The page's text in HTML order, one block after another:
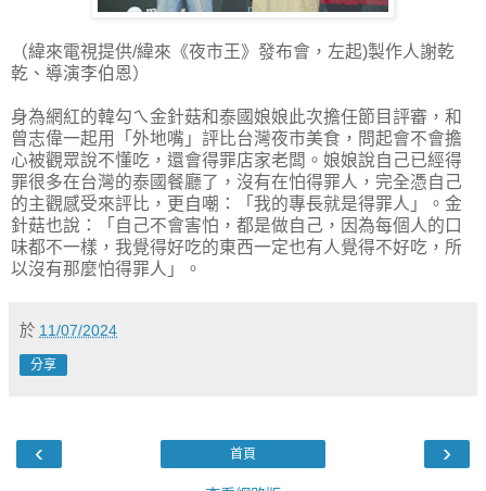
（緯來電視提供/緯來《夜市王》發布會，左起)製作人謝乾
乾、導演李伯恩）
身為網紅的韓勾ㄟ金針菇和泰國娘娘此次擔任節目評審，和
曾志偉一起用「外地嘴」評比台灣夜市美食，問起會不會擔
心被觀眾說不懂吃，還會得罪店家老闆。娘娘說自己已經得
罪很多在台灣的泰國餐廳了，沒有在怕得罪人，完全憑自己
的主觀感受來評比，更自嘲：「我的專長就是得罪人」。金
針菇也說：「自己不會害怕，都是做自己，因為每個人的口
味都不一樣，我覺得好吃的東西一定也有人覺得不好吃，所
以沒有那麼怕得罪人」。
於 11/07/2024
分享
‹ ›
首頁